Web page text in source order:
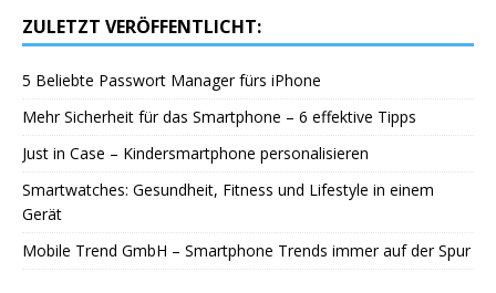
ZULETZT VERÖFFENTLICHT:
5 Beliebte Passwort Manager fürs iPhone
Mehr Sicherheit für das Smartphone – 6 effektive Tipps
Just in Case – Kindersmartphone personalisieren
Smartwatches: Gesundheit, Fitness und Lifestyle in einem
Gerät
Mobile Trend GmbH – Smartphone Trends immer auf der Spur